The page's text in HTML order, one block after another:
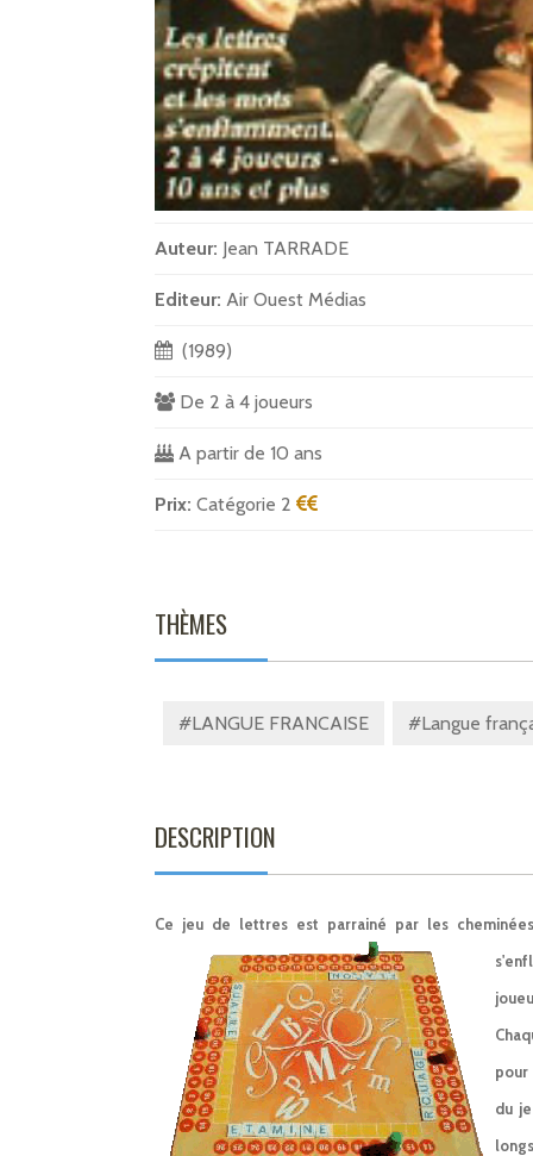
Auteur: Jean TARRADE
Editeur: Air Ouest Médias
(1989)
De 2 à 4 joueurs
A partir de 10 ans
Prix: Catégorie 2
THÈMES
#LANGUE FRANCAISE #Langue
DESCRIPTION
Ce jeu de lettres est parrainé par les
pour
du